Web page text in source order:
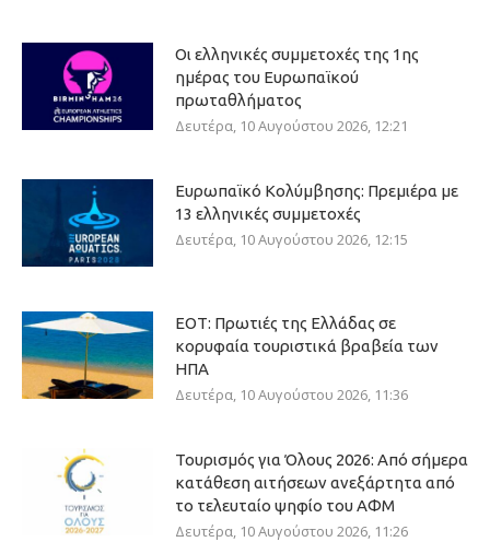
Οι ελληνικές συμμετοχές της 1ης
ημέρας του Ευρωπαϊκού
πρωταθλήματος
Δευτέρα, 10 Αυγούστου 2026, 12:21
Ευρωπαϊκό Κολύμβησης: Πρεμιέρα με
13 ελληνικές συμμετοχές
Δευτέρα, 10 Αυγούστου 2026, 12:15
ΕΟΤ: Πρωτιές της Ελλάδας σε
κορυφαία τουριστικά βραβεία των
ΗΠΑ
Δευτέρα, 10 Αυγούστου 2026, 11:36
Τουρισμός για Όλους 2026: Από σήμερα
κατάθεση αιτήσεων ανεξάρτητα από
το τελευταίο ψηφίο του ΑΦΜ
Δευτέρα, 10 Αυγούστου 2026, 11:26